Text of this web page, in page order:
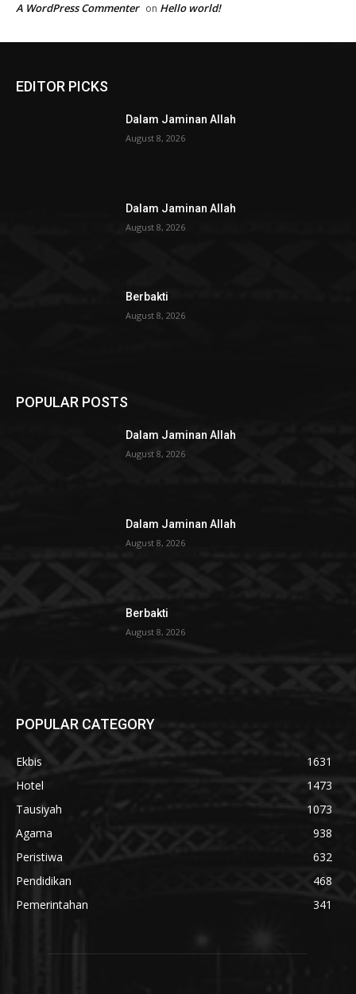
A WordPress Commenter on Hello world!
EDITOR PICKS
Dalam Jaminan Allah
August 8, 2026
Dalam Jaminan Allah
August 8, 2026
Berbakti
August 8, 2026
POPULAR POSTS
Dalam Jaminan Allah
August 8, 2026
Dalam Jaminan Allah
August 8, 2026
Berbakti
August 8, 2026
POPULAR CATEGORY
Ekbis
1631
Hotel
1473
Tausiyah
1073
Agama
938
Peristiwa
632
Pendidikan
468
Pemerintahan
341